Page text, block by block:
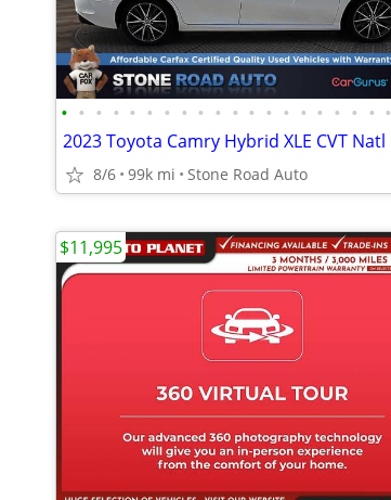
• • • • • • • • • • • • • • • • • • • •
2023 Toyota Camry Hybrid XLE CVT Natl
8/6 99k mi Stone Road Auto
$11,995